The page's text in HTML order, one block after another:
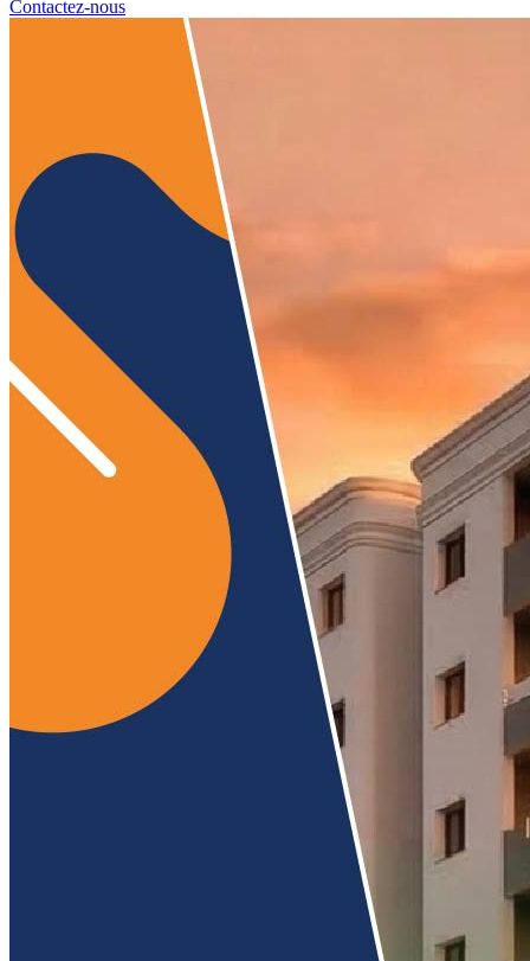
Contactez-nous